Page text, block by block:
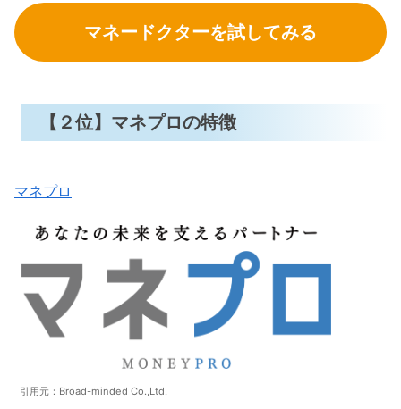
マネードクターを試してみる
【２位】マネプロの特徴
マネプロ
引用元：Broad-minded Co.,Ltd.